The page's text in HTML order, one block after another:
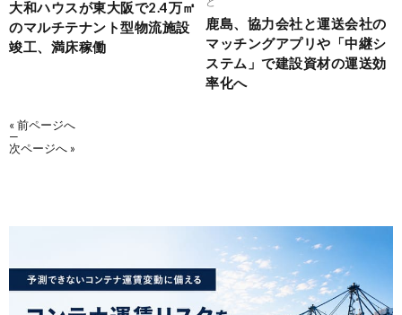
大和ハウスが東大阪で2.4万㎡
のマルチテナント型物流施設
竣工、満床稼働
鹿島、協力会社と運送会社の
マッチングアプリや「中継シ
ステム」で建設資材の運送効
率化へ
« 前ページへ
—
次ページへ »